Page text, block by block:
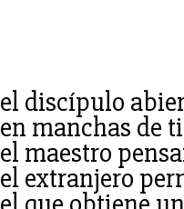
el discípulo
en manchas de
el maestro
el extranjero